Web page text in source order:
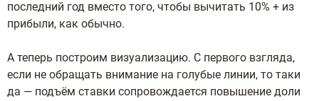
последний год вместо того, чтобы вычитать 10% + из
прибыли, как обычно.
А теперь построим визуализацию. С первого взгляда,
если не обращать внимание на голубые линии, то таки
да — подъём ставки сопровождается повышение доли